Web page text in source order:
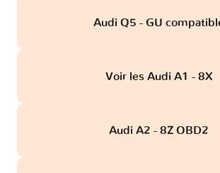
Audi Q5 - GU
Voir les Audi A1 - 8X
Audi A2 - 8Z OBD2